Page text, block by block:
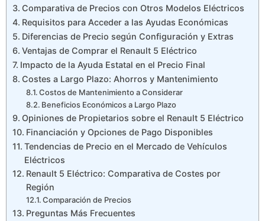
Comparativa de Precios con Otros Modelos Eléctricos
Requisitos para Acceder a las Ayudas Económicas
Diferencias de Precio según Configuración y Extras
Ventajas de Comprar el Renault 5 Eléctrico
Impacto de la Ayuda Estatal en el Precio Final
Costes a Largo Plazo: Ahorros y Mantenimiento
Costos de Mantenimiento a Considerar
Beneficios Económicos a Largo Plazo
Opiniones de Propietarios sobre el Renault 5 Eléctrico
Financiación y Opciones de Pago Disponibles
Tendencias de Precio en el Mercado de Vehículos
Eléctricos
Renault 5 Eléctrico: Comparativa de Costes por
Región
Comparación de Precios
Preguntas Más Frecuentes